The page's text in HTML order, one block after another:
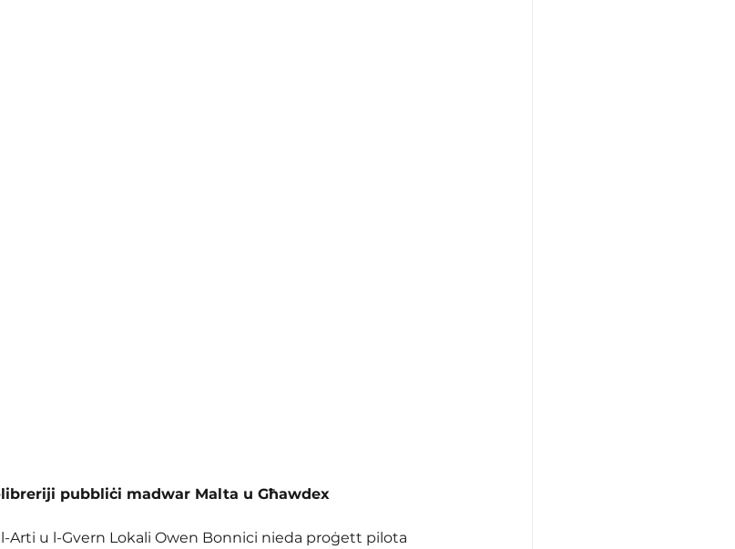
pubbliċi madwar Malta u Għawdex
Arti u l-Gvern Lokali Owen Bonnici nieda proġett pilota